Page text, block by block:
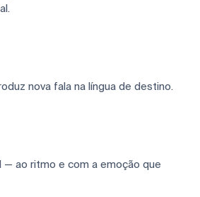
nova fala na língua de destino.
— ao ritmo e com a emoção que